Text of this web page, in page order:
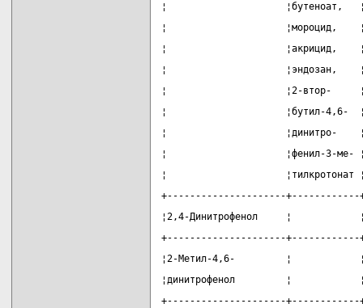
¦
¦                     ¦мороцид,
¦                     ¦акрицид,
¦                     ¦эндозан,
¦                     ¦2-втор-
¦                     ¦бутил-
¦                     ¦динитро-
¦                     ¦фенил-3-
¦
+---------------------+------------
¦2,4-Динитрофенол     ¦
+---------------------+------------
¦2-Метил-4,6-         ¦
¦динитрофенол         ¦
+---------------------+------------